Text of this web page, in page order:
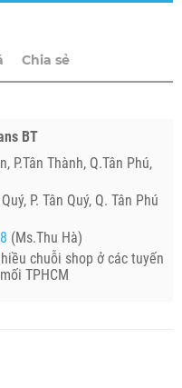
Chia sẻ
BT
P.Tân Thành, Q.Tân Phú,
P. Tân Quý, Q. Tân Phú
(Ms.Thu Hà)
chuỗi shop ở các tuyến
TPHCM